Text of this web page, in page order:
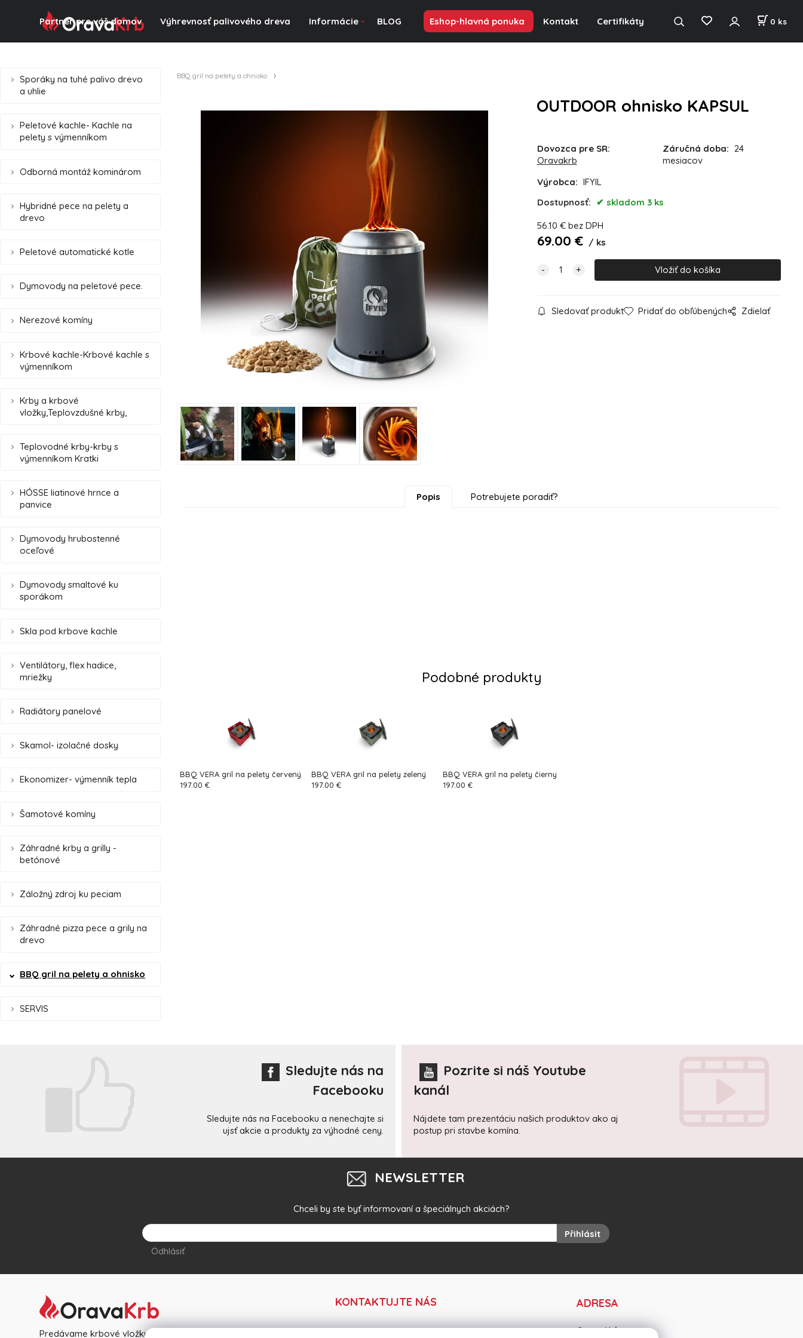
Partner pre váš domov Výhrevnosť palivového dreva Informácie BLOG Eshop-hlavná ponuka Kontakt Certifikáty 0 ks
Sporáky na tuhé palivo drevo
a uhlie
Peletové kachle- Kachle na
pelety s výmenníkom
Odborná montáž kominárom
Hybridné pece na pelety a
drevo
Peletové automatické kotle
Dymovody na peletové pece.
Nerezové komíny
Krbové kachle-Krbové kachle s
výmenníkom
Krby a krbové
vložky,Teplovzdušné krby,
Teplovodné krby-krby s
výmenníkom Kratki
HÓSSE liatinové hrnce a
panvice
Dymovody hrubostenné
oceľové
Dymovody smaltové ku
sporákom
Skla pod krbove kachle
Ventilátory, flex hadice,
mriežky
Radiátory panelové
Skamol- izolačné dosky
Ekonomizer- výmenník tepla
Šamotové komíny
Záhradné krby a grilly -
betónové
Záložný zdroj ku peciam
Záhradné pizza pece a grily na
drevo
BBQ gril na pelety a ohnisko
SERVIS
BBQ gril na pelety a ohnisko
OUTDOOR ohnisko KAPSUL
Dovozca pre SR:
Oravakrb
Záručná doba: 24
mesiacov
Výrobca: IFYIL
Dostupnosť:
skladom 3 ks
56.10 € bez DPH
69.00 € ks
Sledovať produkt Pridať do obľúbených Zdielať
Popis Potrebujete poradiť?
Podobné produkty
BBQ VERA gril na pelety červený
197.00 €
BBQ VERA gril na pelety zelený
197.00 €
BBQ VERA gril na pelety čierny
197.00 €
Sledujte nás na
Facebooku
Sledujte nás na Facebooku a nenechajte si
ujsť akcie a produkty za výhodné ceny.
Pozrite si náš Youtube
kanál
Nájdete tam prezentáciu našich produktov ako aj
postup pri stavbe komína.
NEWSLETTER
Chceli by ste byť informovaní a špeciálnych akciách?
Přihlásit
Odhlásiť
Predávame krbové vložky, pece, kachle, nerezové
KONTAKTUJTE NÁS
Tel:+421 918 364 633
ADRESA
OravaKrb s.r.o.